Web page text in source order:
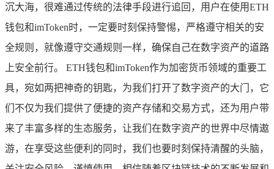
沉大海，很难通过传统的法律手段进行追回，用户在使用ETH
钱包和imToken时，一定要时刻保持警惕，严格遵守相关的安
全规则，就像遵守交通规则一样，确保自己在数字资产的道路
上安全前行。 ETH钱包和imToken作为加密货币领域的重要工
具，宛如两把神奇的钥匙，为我们打开了数字资产的大门，它
们不仅为我们提供了便捷的资产存储和交易方式，还为用户带
来了丰富多样的生态服务，让我们在数字资产的世界中尽情遨
游，在享受这些便利的同时，我们也要时刻保持清醒的头脑，